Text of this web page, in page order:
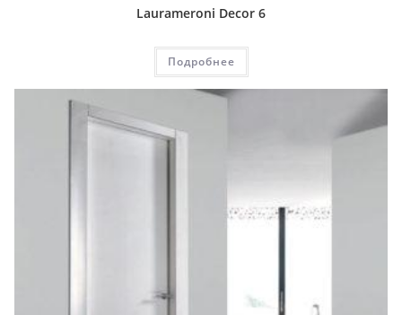
Laurameroni Decor 6
Подробнее